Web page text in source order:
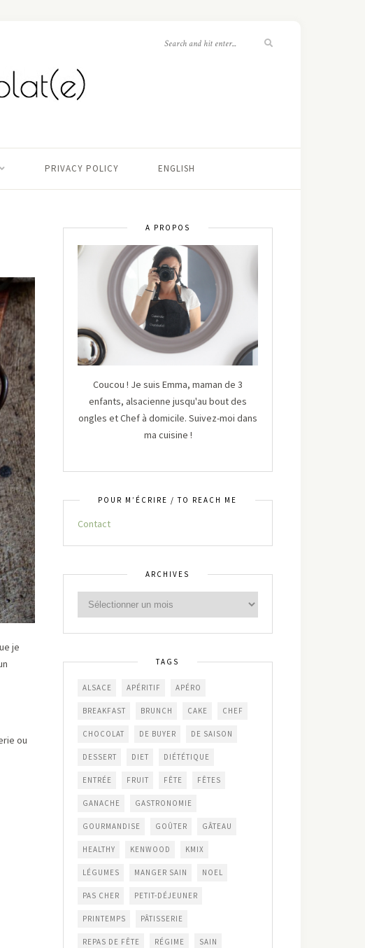
PRIVACY POLICY ENGLISH
je
ou
A PROPOS
Coucou ! Je suis Emma, maman de 3
enfants, alsacienne jusqu'au bout des
ongles et Chef à domicile. Suivez-moi dans
ma cuisine !
POUR M’ÉCRIRE / TO REACH ME
Contact
ARCHIVES
TAGS
ALSACE APÉRITIF APÉRO
BREAKFAST BRUNCH CAKE CHEF
CHOCOLAT DE BUYER DE SAISON
DESSERT DIET DIÉTÉTIQUE
ENTRÉE FRUIT FÊTE FÊTES
GANACHE GASTRONOMIE
GOURMANDISE GOÛTER GÂTEAU
HEALTHY KENWOOD KMIX
LÉGUMES MANGER SAIN NOEL
PAS CHER PETIT-DÉJEUNER
PRINTEMPS PÂTISSERIE
REPAS DE FÊTE RÉGIME SAIN